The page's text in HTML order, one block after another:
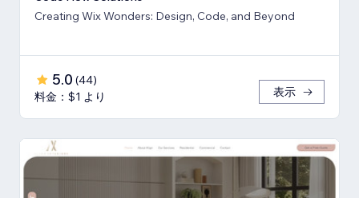
Creating Wix Wonders: Design, Code, and Beyond
5.0 (44)
料金：$1 より
表示